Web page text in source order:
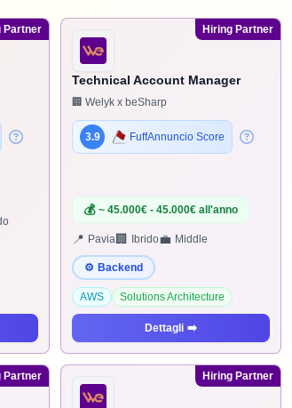
Partner Hiring Partner
Technical Account Manager
🏢 Welyk x beSharp
3.9 FuffAnnuncio Score
💰 ~ 45.000€ - 45.000€ all'anno
📍 Pavia🏢 Ibrido💼 Middle
⚙️ Backend
AWS Solutions Architecture
Dettagli ➡️
Partner Hiring Partner